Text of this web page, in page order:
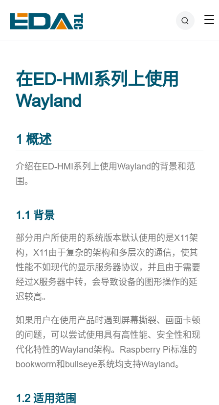
在ED-HMI系列上使用
Wayland
1 概述
介绍在ED-HMI系列上使用Wayland的背景和范
围。
1.1 背景
部分用户所使用的系统版本默认使用的是X11架
构，X11由于复杂的架构和多层次的通信，使其
性能不如现代的显示服务器协议，并且由于需要
经过X服务器中转，会导致设备的图形操作的延
迟较高。
如果用户在使用产品时遇到屏幕撕裂、画面卡顿
的问题，可以尝试使用具有高性能、安全性和现
代化特性的Wayland架构。Raspberry Pi标准的
bookworm和bullseye系统均支持Wayland。
1.2 适用范围